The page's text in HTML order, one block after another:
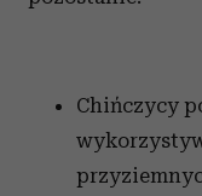
Chińczycy